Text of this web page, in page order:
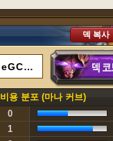
덱 복사
AAEBAaIHBrICzQPtBd0I9bsCkbwCDLQBjAKbBZcGuQaIB6QH3geGCcQWkrYCoL0CAA==
비용 분포 (마나 커브)
0
1